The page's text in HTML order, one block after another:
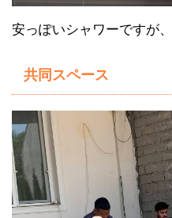
安っぽいシャワーですが
共同スペース